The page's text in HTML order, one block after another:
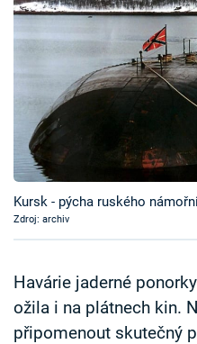
Pořady
TV Program
Časopis
Sledujte prima+
Sledujte nás
Kursk - pýcha ruského
Zdroj: archiv
Havárie jaderné
ožila i na plátnech kin.
připomenout skutečný